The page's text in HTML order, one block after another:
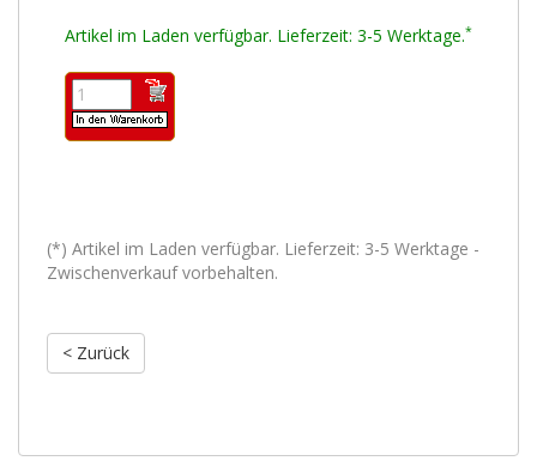
Artikel im Laden verfügbar. Lieferzeit: 3-5 Werktage.*
(*) Artikel im Laden verfügbar. Lieferzeit: 3-5 Werktage -
Zwischenverkauf vorbehalten.
< Zurück